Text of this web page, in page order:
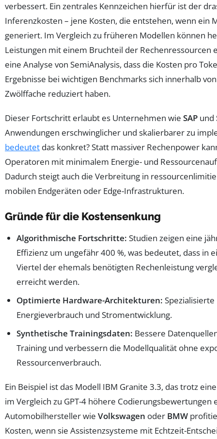
verbessert. Ein zentrales Kennzeichen hierfür ist der
Inferenzkosten – jene Kosten, die entstehen, wenn ein
generiert. Im Vergleich zu früheren Modellen können
Leistungen mit einem Bruchteil der Rechenressourcen
eine Analyse von SemiAnalysis, dass die Kosten pro
Ergebnisse bei wichtigen Benchmarks sich innerhalb
Zwölffache reduziert haben.
Dieser Fortschritt erlaubt es Unternehmen wie SAP und
Anwendungen erschwinglicher und skalierbarer zu
bedeutet das konkret? Statt massiver Rechenpower
Operatoren mit minimalem Energie- und
Dadurch steigt auch die Verbreitung in
mobilen Endgeräten oder Edge-Infrastrukturen.
Gründe für die Kostensenkung
Algorithmische Fortschritte: Studien zeigen eine
Effizienz um ungefähr 400 %, was bedeutet, dass in
Viertel der ehemals benötigten Rechenleistung
erreicht werden.
Optimierte Hardware-Architekturen: Spezialisierte
Energieverbrauch und Stromentwicklung.
Synthetische Trainingsdaten: Bessere
Training und verbessern die Modellqualität ohne
Ressourcenverbrauch.
Ein Beispiel ist das Modell IBM Granite 3.3, das trotz
im Vergleich zu GPT-4 höhere Codierungsbewertungen
Automobilhersteller wie Volkswagen oder BMW
Kosten, wenn sie Assistenzsysteme mit Echtzeit-